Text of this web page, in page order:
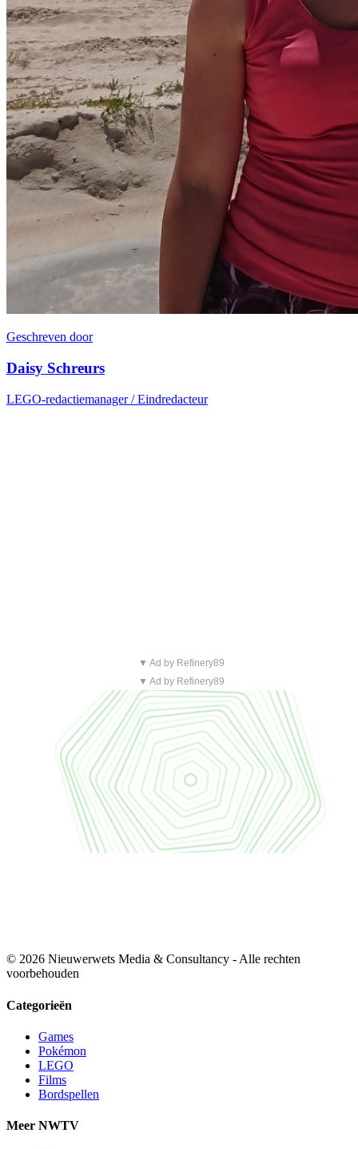
Geschreven door
Daisy Schreurs
LEGO-redactiemanager / Eindredacteur
▼ Ad by Refinery89
▼ Ad by Refinery89
© 2026 Nieuwerwets Media & Consultancy - Alle rechten
voorbehouden
Categorieën
Games
Pokémon
LEGO
Films
Bordspellen
Meer NWTV